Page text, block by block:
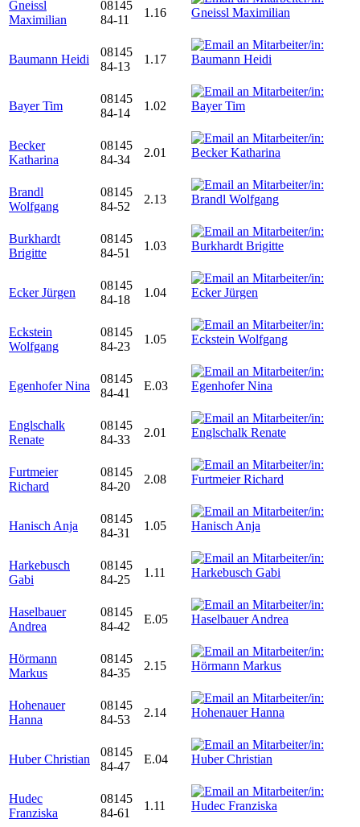
Gneissl
Maximilian
08145
84-11
1.16
Baumann Heidi
08145
84-13
1.17
Bayer Tim
08145
84-14
1.02
Becker
Katharina
08145
84-34
2.01
Brandl
Wolfgang
08145
84-52
2.13
Burkhardt
Brigitte
08145
84-51
1.03
Ecker Jürgen
08145
84-18
1.04
Eckstein
Wolfgang
08145
84-23
1.05
Egenhofer Nina
08145
84-41
E.03
Englschalk
Renate
08145
84-33
2.01
Furtmeier
Richard
08145
84-20
2.08
Hanisch Anja
08145
84-31
1.05
Harkebusch
Gabi
08145
84-25
1.11
Haselbauer
Andrea
08145
84-42
E.05
Hörmann
Markus
08145
84-35
2.15
Hohenauer
Hanna
08145
84-53
2.14
Huber Christian
08145
84-47
E.04
Hudec
Franziska
08145
84-61
1.11